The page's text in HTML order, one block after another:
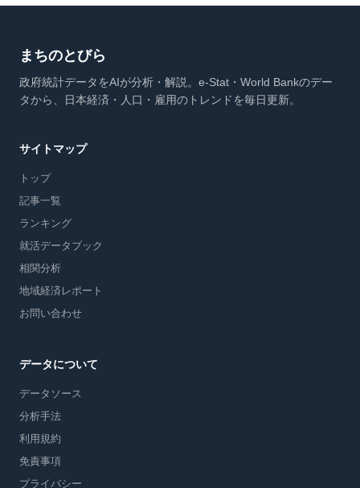
まちのとびら
政府統計データをAIが分析・解説。e-Stat・World Bankのデー
タから、日本経済・人口・雇用のトレンドを毎日更新。
サイトマップ
トップ
記事一覧
ランキング
就活データブック
相関分析
地域経済レポート
お問い合わせ
データについて
データソース
分析手法
利用規約
免責事項
プライバシー